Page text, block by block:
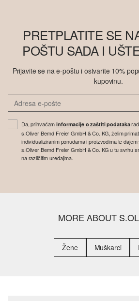
PRETPLATITE SE
POŠTU SADA I
Prijavite se na e-poštu i ostvarite 10%
kupovinu.
Da, prihvaćaminformacije o zaštiti podataka
s.Oliver Bernd Freier GmbH & Co. KG, želim
individualiziranim ponudama i proizvodima te
s.Oliver Bernd Freier GmbH & Co. KG u tu svrhu
na različitim uređajima.
MORE ABOUT
Žene Muškarci